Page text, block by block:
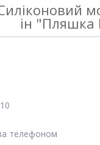
ін "Пляшка
телефоном